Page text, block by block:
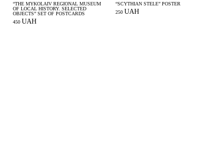
“THE MYKOLAIV REGIONAL MUSEUM
OF LOCAL HISTORY. SELECTED
OBJECTS” SET OF POSTCARDS
450 UAH
“SCYTHIAN STELE” POSTER
250 UAH